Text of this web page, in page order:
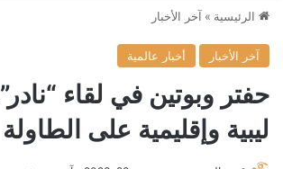
الرئيسية » آخر الأخبار
آخر الأخبار أخبار عالمية
حفتر وبوتين في لقاء
ليبية وإقليمية على الطاولة